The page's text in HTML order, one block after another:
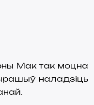
Мак так моцна
наладзіць